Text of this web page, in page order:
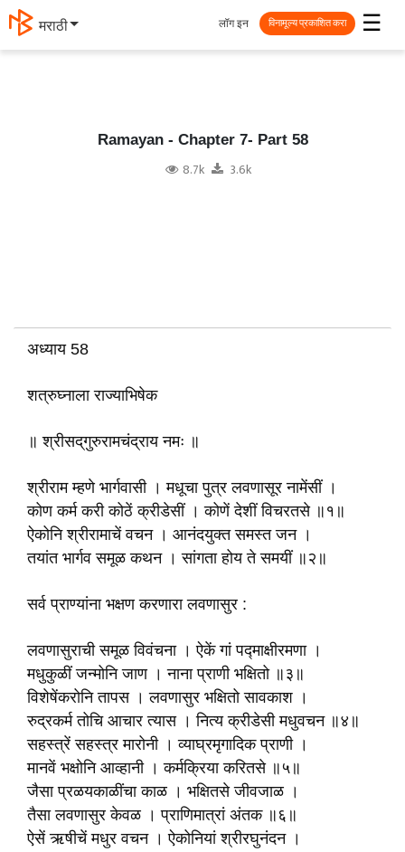
मराठी ☰
लॉग इन विनामूल्य प्रकाशित करा
Ramayan - Chapter 7- Part 58
8.7k 3.6k
अध्याय 58
शत्रुघ्नाला राज्याभिषेक
॥ श्रीसद्‌गुरुरामचंद्राय नमः ॥
श्रीराम म्हणे भार्गवासी । मधूचा पुत्र लवणासूर नामेंसीं ।
कोण कर्म करी कोठें क्रीडेसीं । कोणें देशीं विचरतसे ॥१॥
ऐकोनि श्रीरामाचें वचन । आनंदयुक्त समस्त जन ।
तयांत भार्गव समूळ कथन । सांगता होय ते समयीं ॥२॥
सर्व प्राण्यांना भक्षण करणारा लवणासुर :
लवणासुराची समूळ विवंचना । ऐकें गां पद्माक्षीरमणा ।
मधुकुळीं जन्मोनि जाण । नाना प्राणी भक्षितो ॥३॥
विशेषेंकरोनि तापस । लवणासुर भक्षितो सावकाश ।
रुद्रकर्म तोचि आचार त्यास । नित्य क्रीडेसी मधुवचन ॥४॥
सहस्त्रें सहस्त्र मारोनी । व्याघ्रमृगादिक प्राणी ।
मानवें भक्षोनि आव्हानी । कर्मक्रिया करितसे ॥५॥
जैसा प्रळयकाळींचा काळ । भक्षितसे जीवजाळ ।
तैसा लवणासुर केवळ । प्राणिमात्रां अंतक ॥६॥
ऐसें ऋषीचें मधुर वचन । ऐकोनियां श्रीरघुनंदन ।